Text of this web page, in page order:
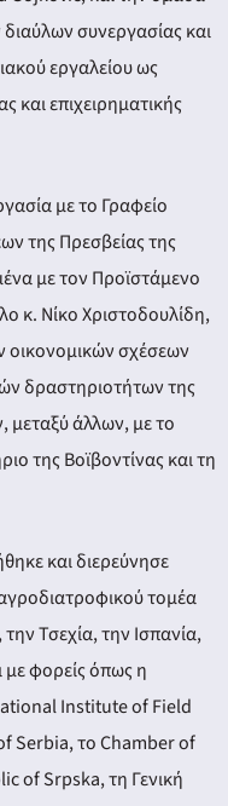
συνεργασίας και
εργαλείου ως
και επιχειρηματικής
με το Γραφείο
της Πρεσβείας της
με τον Προϊστάμενο
κ. Νίκο Χριστοδουλίδη,
οικονομικών σχέσεων
δραστηριοτήτων της
μεταξύ άλλων, με το
της Βοϊβοντίνας και τη
και διερεύνησε
τομέα
Τσεχία, την Ισπανία,
με φορείς όπως η
Institute of Field
Serbia, το Chamber of
of Srpska, τη Γενική